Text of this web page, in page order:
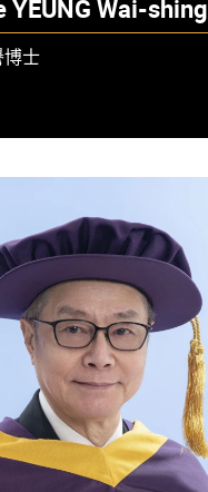
YEUNG Wai-shing
士